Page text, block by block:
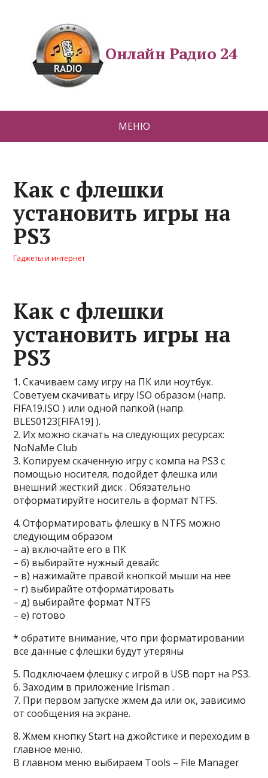
Онлайн Радио 24
МЕНЮ
Как с флешки
установить игры на
PS3
Гаджеты и интернет
Как с флешки
установить игры на
PS3
1. Скачиваем саму игру на ПК или ноутбук.
Советуем скачивать игру ISO образом (напр.
FIFA19.ISO ) или одной папкой (напр.
BLES0123[FIFA19] ).
2. Их можно скачать на следующих ресурсах:
NoNaMe Club
3. Копируем скаченную игру с компа на PS3 с
помощью носителя, подойдет флешка или
внешний жесткий диск . Обязательно
отформатируйте носитель в формат NTFS.
4. Отформатировать флешку в NTFS можно
следующим образом
– а) включайте его в ПК
– б) выбирайте нужный девайс
– в) нажимайте правой кнопкой мыши на нее
– г) выбирайте отформатировать
– д) выбирайте формат NTFS
– е) готово
* обратите внимание, что при форматировании
все данные с флешки будут утеряны
5. Подключаем флешку с игрой в USB порт на PS3.
6. Заходим в приложение Irisman .
7. При первом запуске жмем да или ок, зависимо
от сообщения на экране.
8. Жмем кнопку Start на джойстике и переходим в
главное меню.
В главном меню выбираем Tools – File Manager